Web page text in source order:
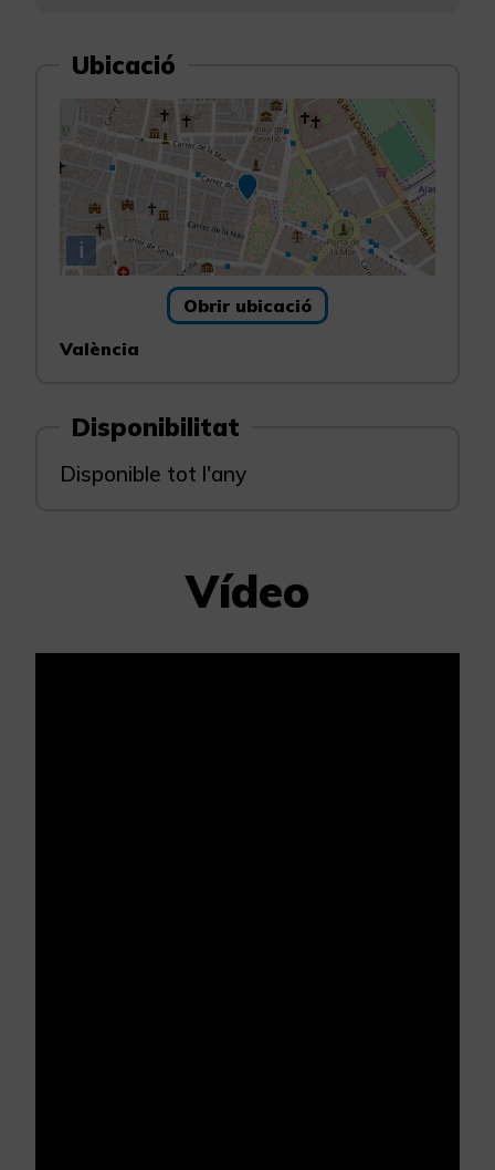
Ubicació
i
Obrir ubicació
València
Disponibilitat
Disponible tot l'any
Vídeo